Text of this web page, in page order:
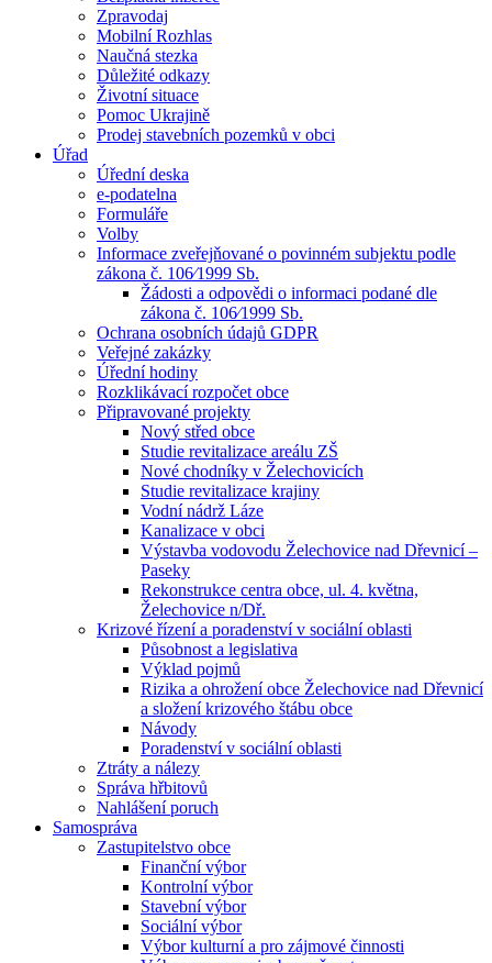
Zpravodaj
Mobilní Rozhlas
Naučná stezka
Důležité odkazy
Životní situace
Pomoc Ukrajině
Prodej stavebních pozemků v obci
Úřad
Úřední deska
e-podatelna
Formuláře
Volby
Informace zveřejňované o povinném subjektu podle
zákona č. 106⁄1999 Sb.
Žádosti a odpovědi o informaci podané dle
zákona č. 106⁄1999 Sb.
Ochrana osobních údajů GDPR
Veřejné zakázky
Úřední hodiny
Rozklikávací rozpočet obce
Připravované projekty
Nový střed obce
Studie revitalizace areálu ZŠ
Nové chodníky v Želechovicích
Studie revitalizace krajiny
Vodní nádrž Láze
Kanalizace v obci
Výstavba vodovodu Želechovice nad Dřevnicí –
Paseky
Rekonstrukce centra obce, ul. 4. května,
Želechovice n/Dř.
Krizové řízení a poradenství v sociální oblasti
Působnost a legislativa
Výklad pojmů
Rizika a ohrožení obce Želechovice nad Dřevnicí
a složení krizového štábu obce
Návody
Poradenství v sociální oblasti
Ztráty a nálezy
Správa hřbitovů
Nahlášení poruch
Samospráva
Zastupitelstvo obce
Finanční výbor
Kontrolní výbor
Stavební výbor
Sociální výbor
Výbor kulturní a pro zájmové činnosti